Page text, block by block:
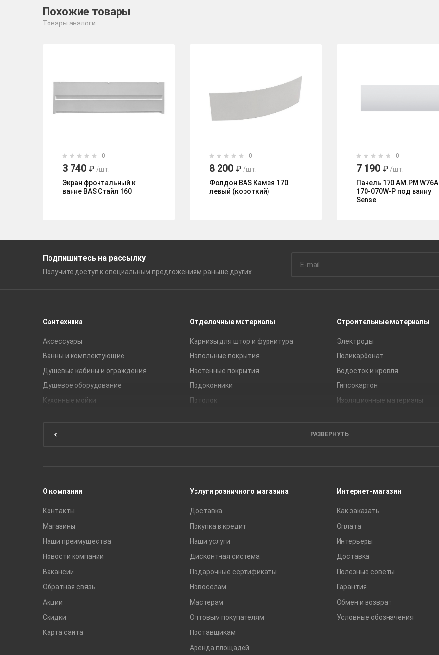
Похожие товары
Товары аналоги
0
3 740 ₽ /шт.
Экран фронтальный к
ванне BAS Стайл 160
0
8 200 ₽ /шт.
Фолдон BAS Камея 170
левый (короткий)
0
7 190 ₽ /шт.
Панель 170 AM.PM
170-070W-P под ванну
Sense
Подпишитесь на рассылку
Получите доступ к специальным предложениям раньше других
Сантехника
Аксессуары
Ванны и комплектующие
Душевые кабины и ограждения
Душевое оборудование
Кухонные мойки
Отделочные материалы
Карнизы для штор и фурнитура
Напольные покрытия
Настенные покрытия
Подоконники
Потолок
Строительные материалы
Электроды
Поликарбонат
Водосток и кровля
Гипсокартон
Изоляционные материалы
Сухие смеси
РАЗВЕРНУТЬ
О компании
Контакты
Магазины
Наши преимущества
Новости компании
Вакансии
Обратная связь
Акции
Скидки
Карта сайта
Услуги розничного магазина
Доставка
Покупка в кредит
Наши услуги
Дисконтная система
Подарочные сертификаты
Новосёлам
Мастерам
Оптовым покупателям
Поставщикам
Аренда площадей
Интернет-магазин
Как заказать
Оплата
Интерьеры
Доставка
Полезные советы
Гарантия
Обмен и возврат
Условные обозначения